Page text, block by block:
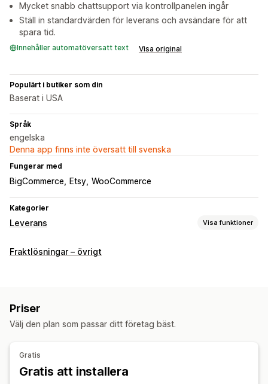
Mycket snabb chattsupport via kontrollpanelen ingår
Ställ in standardvärden för leverans och avsändare för att
spara tid.
Innehåller automatöversatt text Visa original
Populärt i butiker som din
Baserat i USA
Språk
engelska
Denna app finns inte översatt till svenska
Fungerar med
BigCommerce Etsy WooCommerce
Kategorier
Leverans Visa funktioner
Etiketter och förpackningsmaterial
Leveranshantering
Ordersynkronisering
Spårning i realtid
Orderuppdateringar
Fraktlösningar – övrigt
Priser
Välj den plan som passar ditt företag bäst.
Gratis
Gratis att installera